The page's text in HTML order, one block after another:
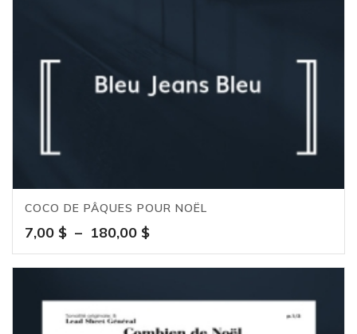
COCO DE PÂQUES POUR NOËL
7,00 $ – 180,00 $Plage
de
prix :
à
180,00 $